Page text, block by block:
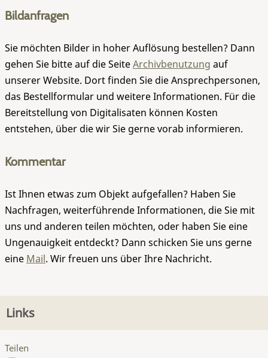
Bildanfragen
Sie möchten Bilder in hoher Auflösung bestellen? Dann
gehen Sie bitte auf die SeiteArchivbenutzung auf
unserer Website. Dort finden Sie die Ansprechpersonen,
das Bestellformular und weitere Informationen. Für die
Bereitstellung von Digitalisaten können Kosten
entstehen, über die wir Sie gerne vorab informieren.
Kommentar
Ist Ihnen etwas zum Objekt aufgefallen? Haben Sie
Nachfragen, weiterführende Informationen, die Sie mit
uns und anderen teilen möchten, oder haben Sie eine
Ungenauigkeit entdeckt? Dann schicken Sie uns gerne
eine Mail. Wir freuen uns über Ihre Nachricht.
Links
Teilen